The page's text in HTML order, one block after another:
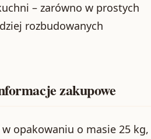
– zarówno w prostych
rozbudowanych
zakupowe
opakowaniu o masie 25 kg,